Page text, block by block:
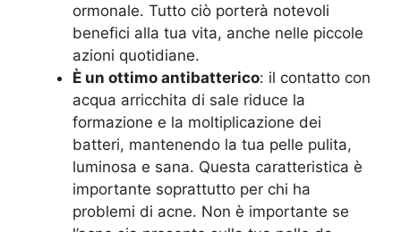
ormonale. Tutto ciò porterà notevoli
benefici alla tua vita, anche nelle piccole
azioni quotidiane.
È un ottimo antibatterico: il contatto con
acqua arricchita di sale riduce la
formazione e la moltiplicazione dei
batteri, mantenendo la tua pelle pulita,
luminosa e sana. Questa caratteristica è
importante soprattutto per chi ha
problemi di acne. Non è importante se